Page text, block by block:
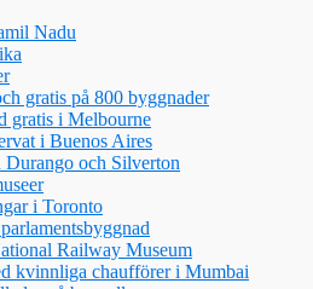
Nadu
gratis på 800 byggnader
gratis i Melbourne
i Buenos Aires
och Silverton
i Toronto
Railway Museum
kvinnliga chaufförer i Mumbai